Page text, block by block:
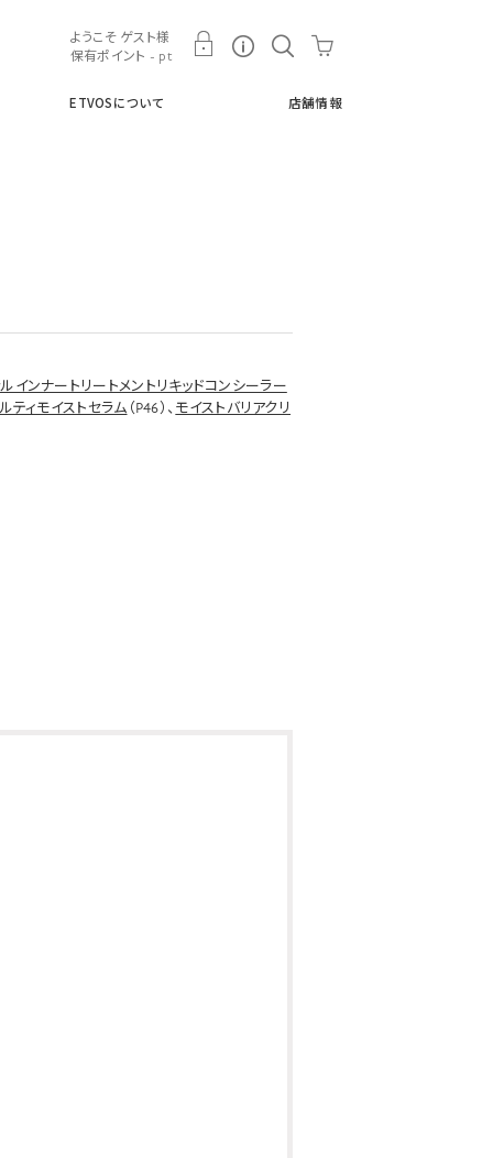
ETVOSについて 店舗情報
ようこそ ゲスト様
保有ポイント - pt
インナートリートメントリキッドコンシーラー
ティモイストセラム （P46）、モイストバリアクリ